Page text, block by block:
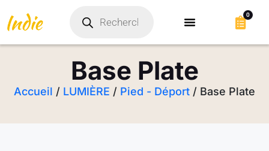
0
Base Plate
Accueil / LUMIÈRE / Pied - Déport / Base Plate